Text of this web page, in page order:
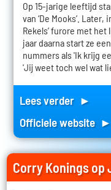
Op 15-jarige leeftijd
van ‘De Mooks’. Later,
Rekels’ furore met het
jaar daarna start ze
nummers als 'Ik krijg
'Jij weet toch wel wat
Lees verder ►
Officiele website ►
Corry Konings op